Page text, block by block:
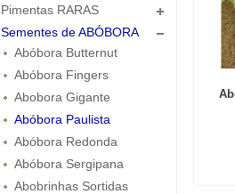
Pimentas RARAS
Sementes de ABÓBORA
Abóbora Butternut
Abóbora Fingers
Abobora Gigante
Abóbora Paulista
Abóbora Redonda
Abóbora Sergipana
Abobrinhas Sortidas